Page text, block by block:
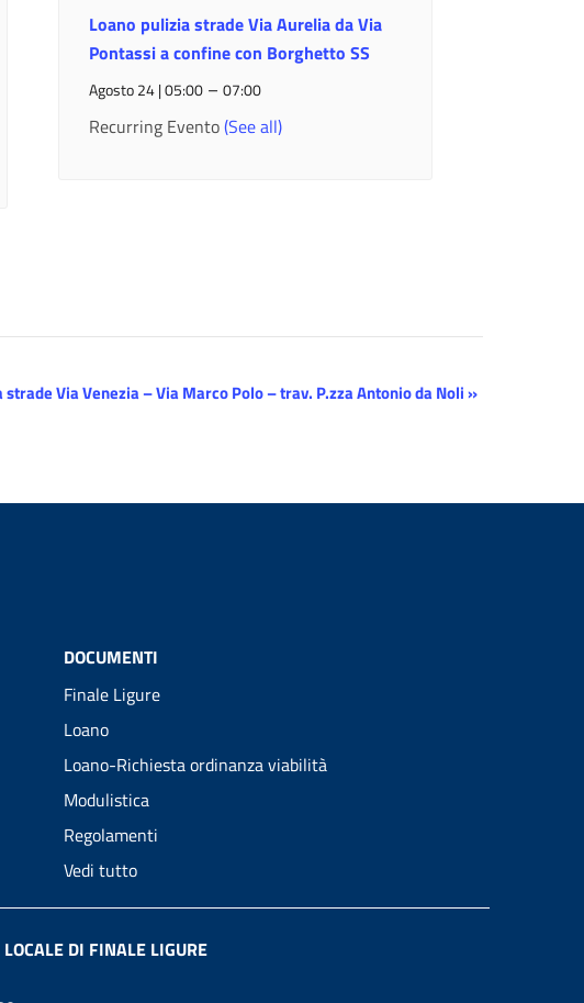
Loano pulizia strade Via Aurelia da Via
Pontassi a confine con Borghetto SS
Agosto 24 | 05:00 –07:00
Recurring Evento(See all)
strade Via Venezia – Via Marco Polo – trav. P.zza Antonio da Noli»
DOCUMENTI
Finale Ligure
Loano
Loano-Richiesta ordinanza viabilità
Modulistica
Regolamenti
Vedi tutto
DI FINALE LIGURE